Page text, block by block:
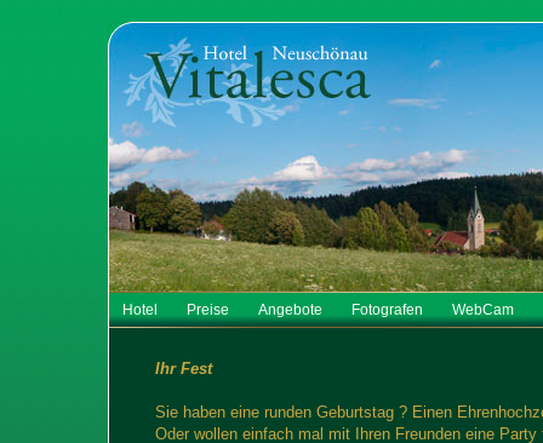
Hotel Preise Angebote Fotografen WebCam
Ihr Fest
Sie haben eine runden Geburtstag ? Einen
Oder wollen einfach mal mit Ihren Freunden eine Party